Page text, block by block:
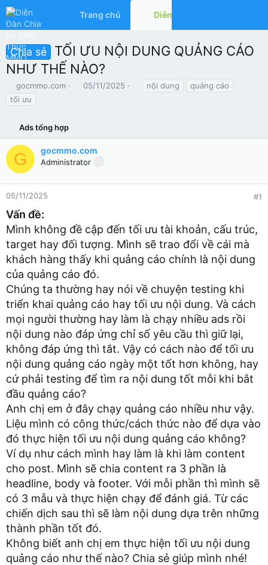
Trang chủ Diễn đàn
Chia sẻ
TỐI ƯU NỘI DUNG QUẢNG CÁO
NHƯ THẾ NÀO?
T
h
a
d
s
t
a
t
e
r
gocmmo.com
N
ử
i
05/11/2025
a
nội dung
quảng cáo
tối ưu
Ads tổng hợp
G gocmmo.com
Administrator
05/11/2025 #1
Vấn đề:
Mình không đề cập đến tối ưu tài khoản, cấu trúc,
target hay đối tượng. Mình sẽ trao đổi về cái mà
khách hàng thấy khi quảng cáo chính là nội dung
của quảng cáo đó.
Chúng ta thường hay nói về chuyện testing khi
triển khai quảng cáo hay tối ưu nội dung. Và cách
mọi người thường hay làm là chạy nhiều ads rồi
nội dung nào đáp ứng chỉ số yêu cầu thì giữ lại,
không đáp ứng thì tắt. Vậy có cách nào để tối ưu
nội dung quảng cáo ngày một tốt hơn không, hay
cứ phải testing để tìm ra nội dung tốt mỗi khi bắt
đầu quảng cáo?
Anh chị em ở đây chạy quảng cáo nhiều như vậy.
Liệu mình có công thức/cách thức nào để dựa vào
đó thực hiện tối ưu nội dung quảng cáo không?
Ví dụ như cách mình hay làm là khi làm content
cho post. Mình sẽ chia content ra 3 phần là
headline, body và footer. Với mỗi phần thì mình sẽ
có 3 mẫu và thực hiện chạy để đánh giá. Từ các
chiến dịch sau thì sẽ làm nội dung dựa trên những
thành phần tốt đó.
Không biết anh chị em thực hiện tối ưu nội dung
quảng cáo như thế nào? Chia sẻ giúp mình nhé!